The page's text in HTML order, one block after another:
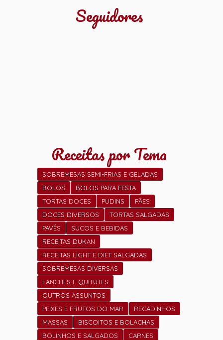
Seguidores
Receitas por Tema
SOBREMESAS SEMI-FRIAS E GELADAS
BOLOS
BOLOS PARA FESTA
TORTAS DOCES
PUDINS
PÃES
DOCES DIVERSOS
TORTAS SALGADAS
PAVÊS
SUCOS E BEBIDAS
RECEITAS DUKAN
RECEITAS LIGHT E DIET SALGADAS
SOBREMESAS DIVERSAS
LANCHES E QUITUTES
OUTROS ASSUNTOS
PEIXES E FRUTOS DO MAR
RECADINHOS
MASSAS
BISCOITOS E BOLACHAS
BOLINHOS E SALGADOS
CARNES